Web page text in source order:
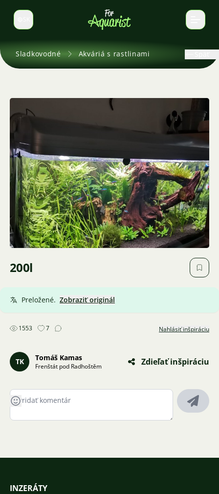
Prepnúť jazyk
Sladkovodné Akváriá s rastlinami
200l
Preložené. Zobraziť originál
1553 7 Nahlásiť inšpiráciu
TK Tomáš Kamas
Frenštát pod Radhoštěm Zdieľať inšpiráciu
INZERÁTY